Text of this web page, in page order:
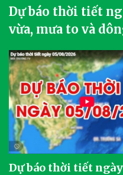
Dự báo thời tiết
vừa, mưa to và
Dự báo thời tiết ngày